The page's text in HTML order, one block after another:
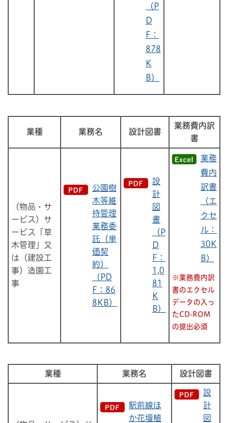
（P
D
F：
878
K
B）
業種 業務名 設計図書
業務費内訳
書
（物品・サ
ービス）サ
ービス「草
木管理」又
は（建設工
事）造園工
事
公園樹
木等維
持管理
業務委
託（単
価契
約）
（PD
F：86
8KB）
設
計
図
書
（P
D
F：
1,0
81
K
B）
業務
費内
訳書
（エ
クセ
ル：
30K
B）
※業務費内訳
書のエクセル
データの入っ
たCD-ROM
の提出必須
業種 業務名 設計図書
駅前線ほ
か花壇植
設
計
図